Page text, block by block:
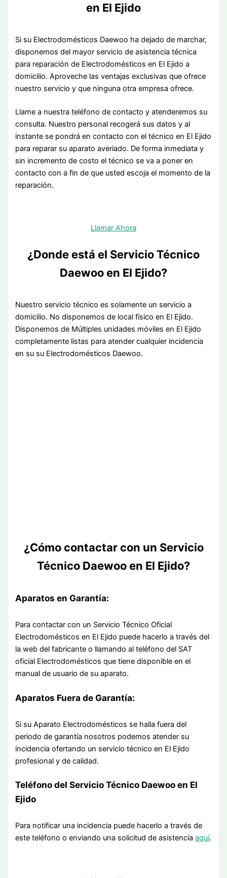
en El Ejido
Si su Electrodomésticos Daewoo ha dejado de marchar,
disponemos del mayor servicio de asistencia técnica
para reparación de Electrodomésticos en El Ejido a
domicilio. Aproveche las ventajas exclusivas que ofrece
nuestro servicio y que ninguna otra empresa ofrece.
Llame a nuestra teléfono de contacto y atenderemos su
consulta. Nuestro personal recogerá sus datos y al
instante se pondrá en contacto con el técnico en El Ejido
para reparar su aparato averiado. De forma inmediata y
sin incremento de costo el técnico se va a poner en
contacto con a fin de que usted escoja el momento de la
reparación.
Llamar Ahora
¿Donde está el Servicio Técnico
Daewoo en El Ejido?
Nuestro servicio técnico es solamente un servicio a
domicilio. No disponemos de local físico en El Ejido.
Disponemos de Múltiples unidades móviles en El Ejido
completamente listas para atender cualquier incidencia
en su su Electrodomésticos Daewoo.
¿Cómo contactar con un Servicio
Técnico Daewoo en El Ejido?
Aparatos en Garantía:
Para contactar con un Servicio Técnico Oficial
Electrodomésticos en El Ejido puede hacerlo a través del
la web del fabricante o llamando al teléfono del SAT
oficial Electrodomésticos que tiene disponible en el
manual de usuario de su aparato.
Aparatos Fuera de Garantía:
Si su Aparato Electrodomésticos se halla fuera del
periodo de garantía nosotros podemos atender su
incidencia ofertando un servicio técnico en El Ejido
profesional y de calidad.
Teléfono del Servicio Técnico Daewoo en El
Ejido
Para notificar una incidencia puede hacerlo a través de
este teléfono o enviando una solicitud de asistenciaaquí.